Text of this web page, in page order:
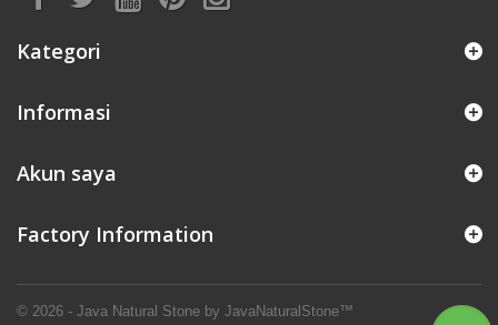
Kategori
Informasi
© 2026 - Java Natural Stone by JavaNaturalStone™
Akun saya
Factory Information